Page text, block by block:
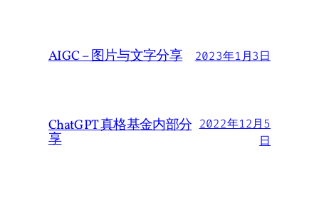
AIGC – 图片与文字分享 2023年1月3日
ChatGPT 真格基金内部分
享
2022年12月5
日